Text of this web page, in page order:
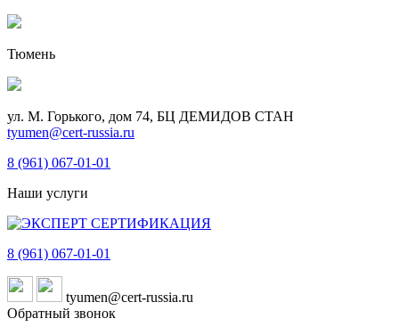
Тюмень
ул. М. Горького, дом 74, БЦ ДЕМИДОВ СТАН
tyumen@cert-russia.ru
8 (961) 067-01-01
Наши услуги
8 (961) 067-01-01
tyumen@cert-russia.ru
Обратный звонок